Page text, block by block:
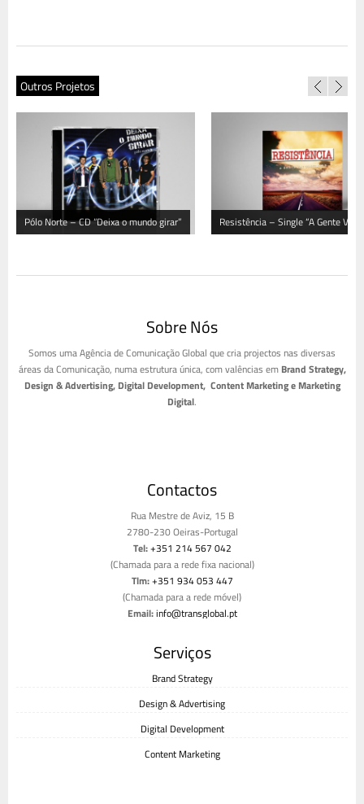
Outros Projetos
Pólo Norte – CD “Deixa o mundo girar”
Resistência – Single “A Gente Vai
Sobre Nós
Somos uma Agência de Comunicação Global que cria projectos nas diversas
áreas da Comunicação, numa estrutura única, com valências em Brand Strategy,
Design & Advertising, Digital Development, Content Marketing e Marketing
Digital.
Contactos
Rua Mestre de Aviz, 15 B
2780-230 Oeiras-Portugal
Tel:+351 214 567 042
(Chamada para a rede fixa nacional)
Tlm:+351 934 053 447
(Chamada para a rede móvel)
Email:info@transglobal.pt
Serviços
Brand Strategy
Design & Advertising
Digital Development
Content Marketing